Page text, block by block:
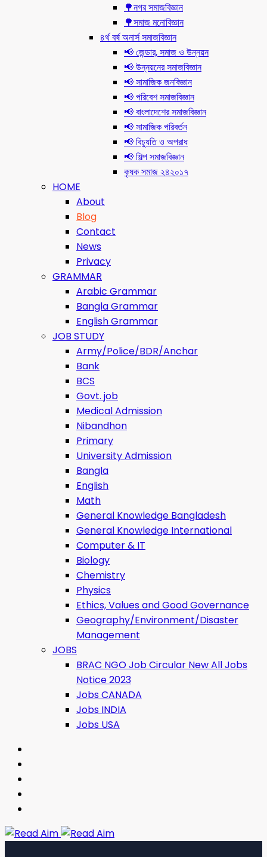
🌳নগর সমাজবিজ্ঞান
🌳সমাজ মনোবিজ্ঞান
৪র্থ বর্ষ অনার্স সমাজবিজ্ঞান
📢 জেন্ডার, সমাজ ও উন্নয়ন
📢 উন্নয়নের সমাজবিজ্ঞান
📢 সামাজিক জনবিজ্ঞান
📢 পরিবেশ সমাজবিজ্ঞান
📢 বাংলাদেশের সমাজবিজ্ঞান
📢 সামাজিক পরিবর্তন
📢 বিচ্যুতি ও অপরাধ
📢 শিল্প সমাজবিজ্ঞান
কৃষক সমাজ ২৪২০১৭
HOME
About
Blog
Contact
News
Privacy
GRAMMAR
Arabic Grammar
Bangla Grammar
English Grammar
JOB STUDY
Army/Police/BDR/Anchar
Bank
BCS
Govt. job
Medical Admission
Nibandhon
Primary
University Admission
Bangla
English
Math
General Knowledge Bangladesh
General Knowledge International
Computer & IT
Biology
Chemistry
Physics
Ethics, Values ​​and Good Governance
Geography/Environment/Disaster
Management
JOBS
BRAC NGO Job Circular New All Jobs
Notice 2023
Jobs CANADA
Jobs INDIA
Jobs USA
Read Aim